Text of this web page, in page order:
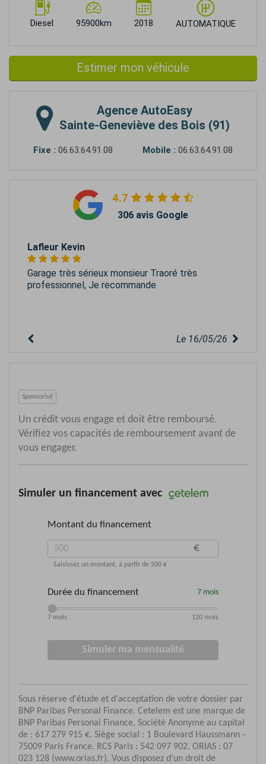
Diesel 95900km 2018 AUTOMATIQUE
Estimer mon véhicule
Agence AutoEasy
Sainte-Geneviève des Bois (91)
Fixe : 06.63.64.91.08 Mobile : 06.63.64.91.08
4.7
306 avis Google
Lafleur Kevin
Garage très sérieux monsieur Traoré très
professionnel, Je recommande
Le 16/05/26